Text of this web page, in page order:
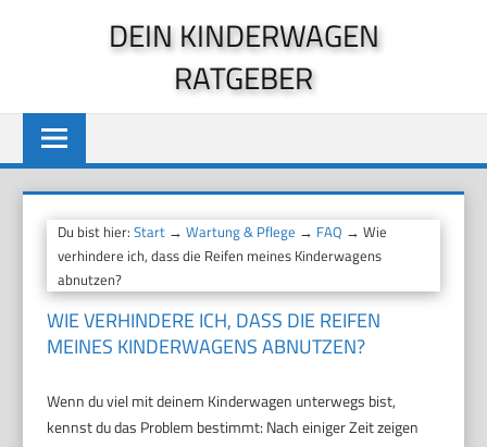
DEIN KINDERWAGEN
RATGEBER
Du bist hier:Start →Wartung & Pflege → FAQ → Wie
verhindere ich, dass die Reifen meines Kinderwagens
abnutzen?
WIE VERHINDERE ICH, DASS DIE REIFEN
MEINES KINDERWAGENS ABNUTZEN?
Wenn du viel mit deinem Kinderwagen unterwegs bist,
kennst du das Problem bestimmt: Nach einiger Zeit zeigen